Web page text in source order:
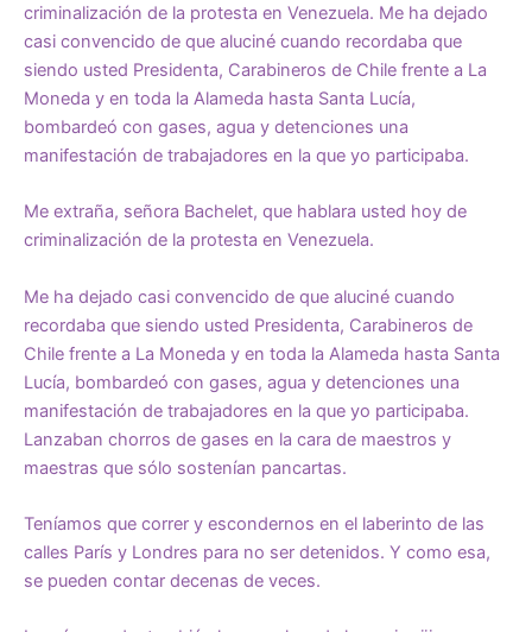
criminalización de la protesta en Venezuela. Me ha dejado
casi convencido de que aluciné cuando recordaba que
siendo usted Presidenta, Carabineros de Chile frente a La
Moneda y en toda la Alameda hasta Santa Lucía,
bombardeó con gases, agua y detenciones una
manifestación de trabajadores en la que yo participaba.
Me extraña, señora Bachelet, que hablara usted hoy de
criminalización de la protesta en Venezuela.
Me ha dejado casi convencido de que aluciné cuando
recordaba que siendo usted Presidenta, Carabineros de
Chile frente a La Moneda y en toda la Alameda hasta Santa
Lucía, bombardeó con gases, agua y detenciones una
manifestación de trabajadores en la que yo participaba.
Lanzaban chorros de gases en la cara de maestros y
maestras que sólo sostenían pancartas.
Teníamos que correr y escondernos en el laberinto de las
calles París y Londres para no ser detenidos. Y como esa,
se pueden contar decenas de veces.